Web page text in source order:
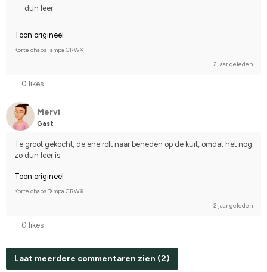
dun leer
Toon origineel
Korte chaps Tampa CRW®
2 jaar geleden
0 likes
Mervi
Gast
Te groot gekocht, de ene rolt naar beneden op de kuit, omdat het nog
zo dun leer is..
Toon origineel
Korte chaps Tampa CRW®
2 jaar geleden
0 likes
Laat meerdere commentaren zien (2)